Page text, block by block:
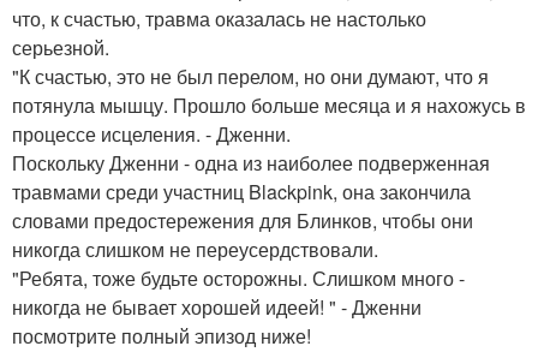
что, к счастью, травма оказалась не настолько
серьезной.
"К счастью, это не был перелом, но они думают, что я
потянула мышцу. Прошло больше месяца и я нахожусь в
процессе исцеления. - Дженни.
Поскольку Дженни - одна из наиболее подверженная
травмами среди участниц Blackpink, она закончила
словами предостережения для Блинков, чтобы они
никогда слишком не переусердствовали.
"Ребята, тоже будьте осторожны. Слишком много -
никогда не бывает хорошей идеей! " - Дженни
посмотрите полный эпизод ниже!